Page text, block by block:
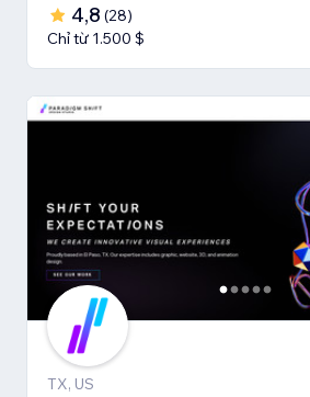
4,8 (28)
Chỉ từ 1.500 $
TX, US